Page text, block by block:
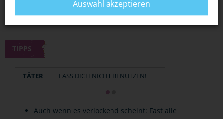
TIPPS
TÄTER LASS DICH NICHT BENUTZEN!
Auch wenn es verlockend scheint: Fast alle
Auswahl akzeptieren